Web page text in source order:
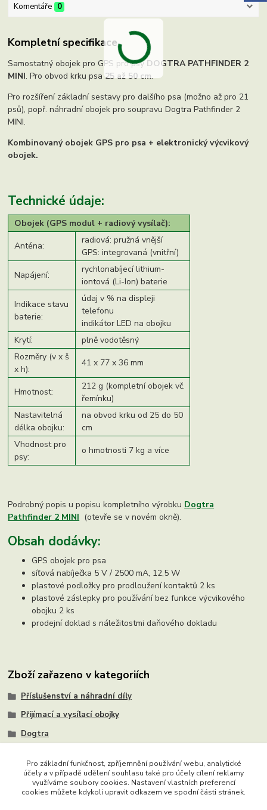
Komentáře 0
Kompletní specifikace
Samostatný obojek pro GPS pro psyDOGTRA PATHFINDER 2
MINI. Pro obvod krku psa25 až 50 cm.
Pro rozšíření základní sestavy pro dalšího psa (možno až pro 21
psů), popř. náhradní obojek pro soupravu Dogtra Pathfinder 2
MINI.
Kombinovaný obojek GPS pro psa + elektronický výcvikový
obojek.
Technické údaje:
Obojek (GPS modul + radiový vysílač):
Anténa:
radiová: pružná vnější
GPS: integrovaná (vnitřní)
Napájení:
rychlonabíjecí lithium-
iontová (Li-Ion) baterie
Indikace stavu
baterie:
údaj v % na displeji
telefonu
indikátor LED na obojku
Krytí:
plně vodotěsný
Rozměry (v x š
x h):
41 x 77 x 36 mm
Hmotnost:
212 g (kompletní obojek vč.
řemínku)
Nastavitelná
délka obojku:
na obvod krku od 25 do 50
cm
Vhodnost pro
psy:
o hmotnosti 7 kg a více
Podrobný popis u popisu kompletního výrobku Dogtra
Pathfinder 2 MINI (otevře se v novém okně).
Obsah dodávky:
GPS obojek pro psa
síťová nabíječka 5 V / 2500 mA, 12,5 W
plastové podložky pro prodloužení kontaktů 2 ks
plastové záslepky pro používání bez funkce výcvikového
obojku 2 ks
prodejní doklad s náležitostmi daňového dokladu
Zboží zařazeno v kategoriích
Příslušenství a náhradní díly
Přijímací a vysílací obojky
Dogtra
Copyright © 2015 - 2026 Ing. Miloš Hušek - QTEST. Všechna
Pro základní funkčnost, zpříjemnění používání webu, analytické
účely a v případě udělení souhlasu také pro účely cílení reklamy
využíváme soubory cookies. Nastavení vlastních preferencí
cookies můžete kdykoli upravit odkazem ve spodní části stránek.